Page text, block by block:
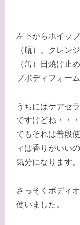
左下からホイッ
（瓶）、クレン
（缶）日焼け止
プボディフォーム
うちにはケアセ
ですけどね・・・
でもそれは普段
ィは香りがいい
気分になります。
さっそくボディ
使いました。